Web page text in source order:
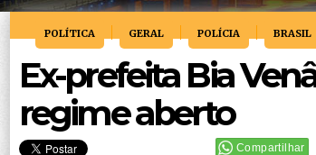
POLÍTICA GERAL POLÍCIA BRASIL
Ex-prefeita Bia
regime aberto
Compartilhar